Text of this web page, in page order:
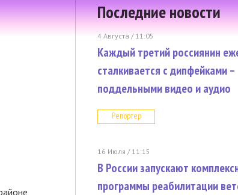
Последние новости
4 Августа / 11:05
Каждый третий россиянин
сталкивается с дипфейками –
поддельными видео и аудио
Репортер
16 Июля / 11:15
В России запускают
программы реабилитации